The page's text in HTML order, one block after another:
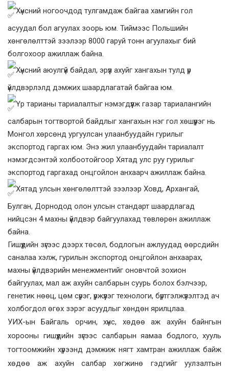
Хүнсний ногоочдод тулгамдаж байгаа хамгийн гол
асуудал бол агуулах зоорь юм. Тиймээс Польшийн
хөнгөлөлттэй зээлээр 8000 гаруй тонн агуулахыг бий
болгохоор ажиллаж байна.
Хүнсний аюулгүй байдал, эрүүл ахуйг хангахын тулд үр
үйлдвэрлэлд дэмжих шаардлагатай байгаа юм.
Үр тарианы тариалалтыг нэмэгдүүлж газар тариалангийн
салбарын тогтвортой байдлыг хангахын нэг гол хөшүүрэг нь
Монгол хөрсөнд ургуулсан улаанбуудайн гурилыг
экспортод гаргах юм. Энэ жил улаанбуудайн тариалалт
нэмэгдсэнтэй холбоотойгоор Хятад улс руу гурилыг
экспортод гаргахад онцгойлон анхаарч ажиллаж байна.
Хятад улсын хөнгөлөлттэй зээлээр Ховд, Архангай,
Булган, Дорнодод олон улсын стандарт шаардлагад
нийцсэн 4 махны үйлдвэр байгуулахад төвлөрөн ажиллаж
байна.
Гишүүдийн зүгээс дээрх төсөл, бодлогын ажлуудад өөрсдийн
саналаа хэлж, гурилын экспортод онцгойлон анхаарах,
махны үйлдвэрийн менежментийг оновчтой зохион
байгуулах, мал аж ахуйн салбарын суурь болох бэлчээр,
генетик нөөц, цөм сүрэг, үржүүлэг технологи, бүртгэлжүүлэлтэд ач
холбогдол өгөх зэрэг асуудлыг хөндөн ярилцлаа.
УИХ-ын Байгаль орчин, хүнс, хөдөө аж ахуйн байнгын
хорооны гишүүдийн зүгээс салбарын яамаа бодлого, хууль
тогтоомжийн хүрээнд дэмжиж нягт хамтран ажиллаж байж
хөдөө аж ахуйн салбар хөгжинө гэдгийг уулзалтын